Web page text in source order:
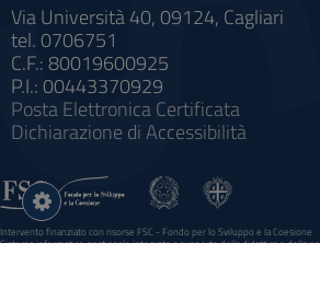
Via Università 40, 09124, Cagliari
tel. 0706751
C.F.: 80019600925
P.I.: 00443370929
Posta Elettronica Certificata
Dichiarazione di Accessibilità
Intervento finanziato con risorse FSC - Fondo per lo Sviluppo e la Coesione
Sistema informatico gestionale integrato a supporto della didattica e della
Impostazioni
cookie